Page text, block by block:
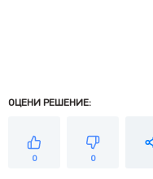
ОЦЕНИ РЕШЕНИЕ:
0 0